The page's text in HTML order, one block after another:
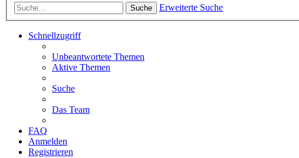
Suche Erweiterte Suche
Schnellzugriff
Unbeantwortete Themen
Aktive Themen
Suche
Das Team
FAQ
Anmelden
Registrieren